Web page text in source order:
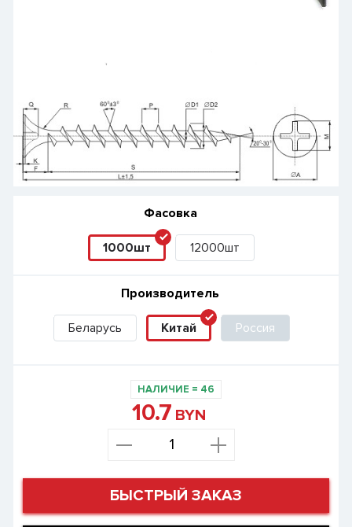
НАЛИЧИЕ = 46
10.7 BYN
БЫСТРЫЙ ЗАКАЗ
Фасовка
1000шт 12000шт
Производитель
Беларусь Китай Россия